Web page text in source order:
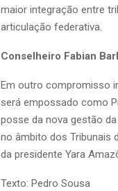
maior integração entre
articulação federativa.
Conselheiro Fabian
Em outro compromisso
será empossado como
posse da nova gestão
no âmbito dos Tribunais
da presidente Yara
Texto: Pedro Sousa